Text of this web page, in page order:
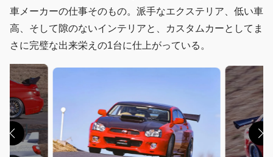
車メーカーの仕事そのもの。派手なエクステリア、低い車
高、そして隙のないインテリアと、カスタムカーとしてま
さに完璧な出来栄えの1台に仕上がっている。